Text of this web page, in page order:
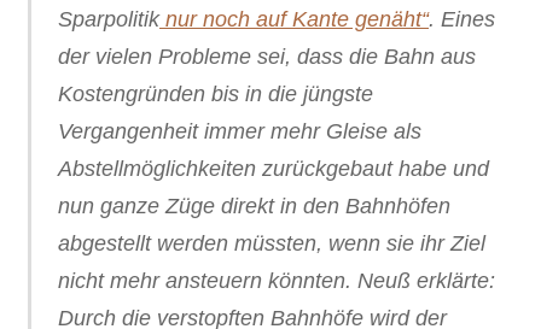
Sparpolitiknur noch auf Kante genäht“. Eines
der vielen Probleme sei, dass die Bahn aus
Kostengründen bis in die jüngste
Vergangenheit immer mehr Gleise als
Abstellmöglichkeiten zurückgebaut habe und
nun ganze Züge direkt in den Bahnhöfen
abgestellt werden müssten, wenn sie ihr Ziel
nicht mehr ansteuern könnten. Neuß erklärte:
Durch die verstopften Bahnhöfe wird der